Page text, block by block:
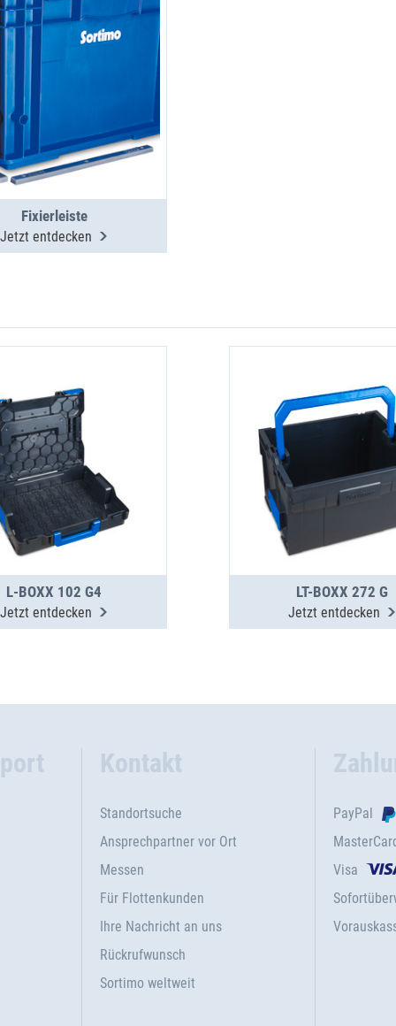
Fixierleiste
Jetzt entdecken
L-BOXX 102 G4
Jetzt entdecken
LT-BOXX 272 G
Jetzt entdecken
Kontakt
Standortsuche
Ansprechpartner vor Ort
Messen
Für Flottenkunden
Ihre Nachricht an uns
Rückrufwunsch
Sortimo weltweit
PayPal
Visa